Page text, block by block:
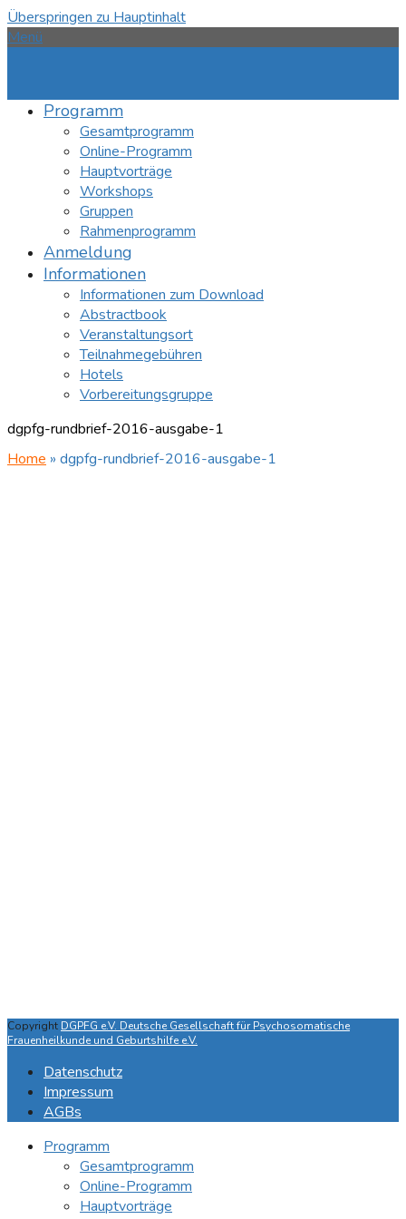
Überspringen zu Hauptinhalt
Menü
Programm
Gesamtprogramm
Online-Programm
Hauptvorträge
Workshops
Gruppen
Rahmenprogramm
Anmeldung
Informationen
Informationen zum Download
Abstractbook
Veranstaltungsort
Teilnahmegebühren
Hotels
Vorbereitungsgruppe
dgpfg-rundbrief-2016-ausgabe-1
Home » dgpfg-rundbrief-2016-ausgabe-1
Copyright DGPFG e.V. Deutsche Gesellschaft für Psychosomatische
Frauenheilkunde und Geburtshilfe e.V.
Datenschutz
Impressum
AGBs
Programm
Gesamtprogramm
Online-Programm
Hauptvorträge